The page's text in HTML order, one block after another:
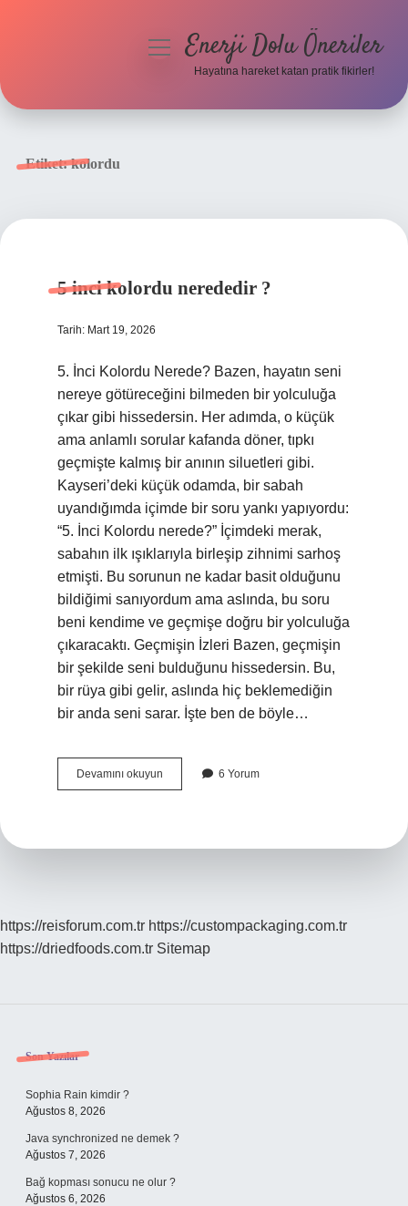
menüyüEnerji Dolu Öneriler
Hayatına hareket katan pratik fikirler!
Etiket:kolordu
5 inci kolordu nerededir ?
Tarih: Mart 19, 2026
5. İnci Kolordu Nerede? Bazen, hayatın seni
nereye götüreceğini bilmeden bir yolculuğa
çıkar gibi hissedersin. Her adımda, o küçük
ama anlamlı sorular kafanda döner, tıpkı
geçmişte kalmış bir anının siluetleri gibi.
Kayseri’deki küçük odamda, bir sabah
uyandığımda içimde bir soru yankı yapıyordu:
“5. İnci Kolordu nerede?” İçimdeki merak,
sabahın ilk ışıklarıyla birleşip zihnimi sarhoş
etmişti. Bu sorunun ne kadar basit olduğunu
bildiğimi sanıyordum ama aslında, bu soru
beni kendime ve geçmişe doğru bir yolculuğa
çıkaracaktı. Geçmişin İzleri Bazen, geçmişin
bir şekilde seni bulduğunu hissedersin. Bu,
bir rüya gibi gelir, aslında hiç beklemediğin
bir anda seni sarar. İşte ben de böyle…
Devamını okuyun
inci
6 Yorum
https://reisforum.com.tr https://custompackaging.com.tr
https://driedfoods.com.tr Sitemap
Sidebar
Son Yazılar
Sophia Rain kimdir ?
Ağustos 8, 2026
Java synchronized ne demek ?
Ağustos 7, 2026
Bağ kopması sonucu ne olur ?
Ağustos 6, 2026